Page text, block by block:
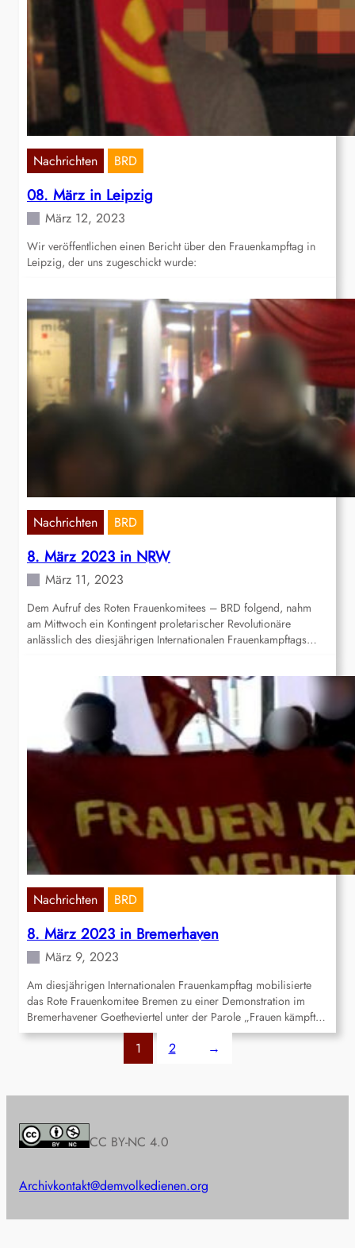
Nachrichten BRD
08. März in Leipzig
März 12, 2023
Wir veröffentlichen einen Bericht über den Frauenkampftag in
Leipzig, der uns zugeschickt wurde:
Nachrichten BRD
8. März 2023 in NRW
März 11, 2023
Dem Aufruf des Roten Frauenkomitees – BRD folgend, nahm
am Mittwoch ein Kontingent proletarischer Revolutionäre
anlässlich des diesjährigen Internationalen Frauenkampftags…
Nachrichten BRD
8. März 2023 in Bremerhaven
März 9, 2023
Am diesjährigen Internationalen Frauenkampftag mobilisierte
das Rote Frauenkomitee Bremen zu einer Demonstration im
Bremerhavener Goetheviertel unter der Parole „Frauen kämpft…
1 2 →
CC BY-NC 4.0
Archivkontakt@demvolkedienen.org